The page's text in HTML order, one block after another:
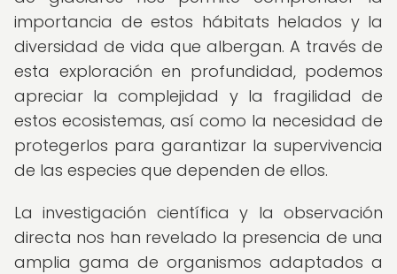
importancia de estos hábitats helados y la
diversidad de vida que albergan. A través de
esta exploración en profundidad, podemos
apreciar la complejidad y la fragilidad de
estos ecosistemas, así como la necesidad de
protegerlos para garantizar la supervivencia
de las especies que dependen de ellos.
La investigación científica y la observación
directa nos han revelado la presencia de una
amplia gama de organismos adaptados a